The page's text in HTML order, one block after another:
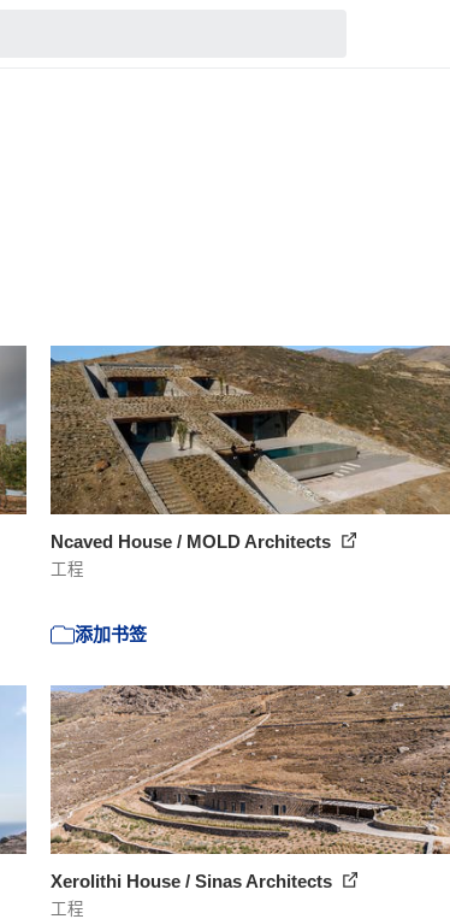
Ncaved House / MOLD Architects
工程
添加书签
Xerolithi House / Sinas Architects
工程